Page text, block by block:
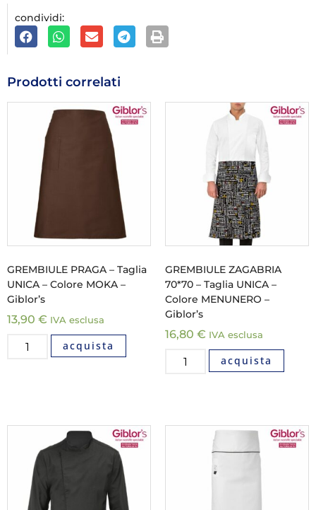
condividi:
Prodotti correlati
GREMBIULE PRAGA – Taglia
UNICA – Colore MOKA –
Giblor’s
13,90 € IVA esclusa
acquista
GREMBIULE ZAGABRIA
70*70 – Taglia UNICA –
Colore MENUNERO –
Giblor’s
16,80 € IVA esclusa
acquista